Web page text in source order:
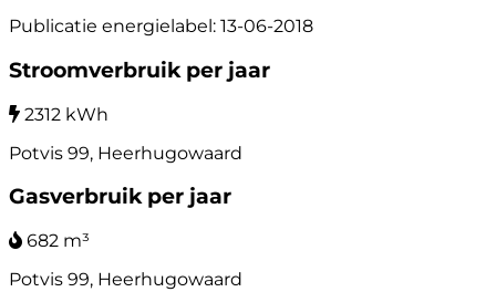
Publicatie energielabel: 13-06-2018
Stroomverbruik per jaar
2312 kWh
Potvis 99, Heerhugowaard
Gasverbruik per jaar
682 m³
Potvis 99, Heerhugowaard